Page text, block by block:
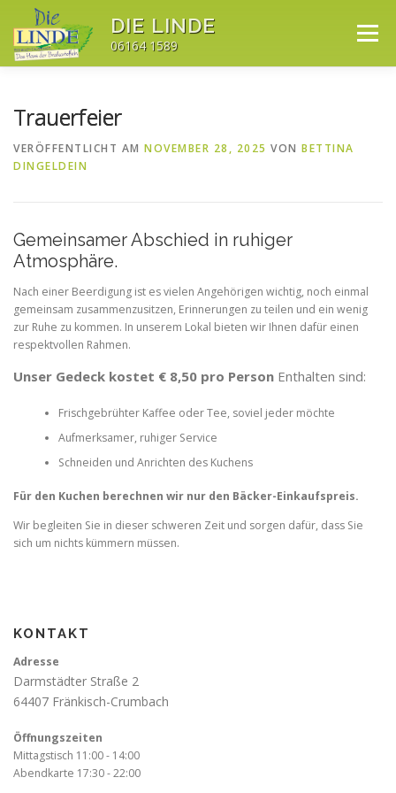
zum
Inhalt
DIE LINDE
06164 1589
Menü
KONTAKT
Trauerfeier
VERÖFFENTLICHT AM NOVEMBER 28, 2025 VON BETTINA
DINGELDEIN
Gemeinsamer Abschied in ruhiger
Atmosphäre.
Nach einer Beerdigung ist es vielen Angehörigen wichtig, noch einmal
gemeinsam zusammenzusitzen, Erinnerungen zu teilen und ein wenig
zur Ruhe zu kommen. In unserem Lokal bieten wir Ihnen dafür einen
respektvollen Rahmen.
Unser Gedeck kostet € 8,50 pro Person Enthalten sind:
Frischgebrühter Kaffee oder Tee, soviel jeder möchte
Aufmerksamer, ruhiger Service
Schneiden und Anrichten des Kuchens
Für den Kuchen berechnen wir nur den Bäcker-Einkaufspreis.
Wir begleiten Sie in dieser schweren Zeit und sorgen dafür, dass Sie
sich um nichts kümmern müssen.
KONTAKT
Adresse
Darmstädter Straße 2
64407 Fränkisch-Crumbach
Öffnungszeiten
Mittagstisch 11:00 - 14:00
Abendkarte 17:30 - 22:00